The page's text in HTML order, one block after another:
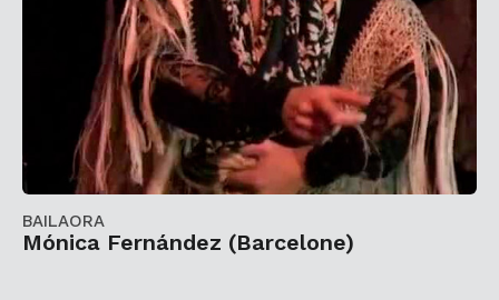
BAILAORA
Mónica Fernández (Barcelone)